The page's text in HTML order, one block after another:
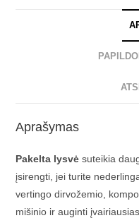
Aprašymas
Pakelta lysvėsuteikia
įsirengti, jei turite
vertingo dirvožemio,
mišinio ir auginti